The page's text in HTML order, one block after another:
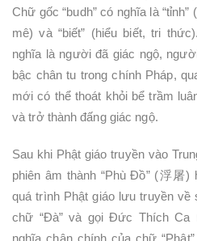
Chữ gốc “budh” có nghĩa là
mê) và “biết” (hiểu biết, tri
nghĩa là người đã giác ngộ,
bậc chân tu trong chính Pháp,
mới có thể thoát khỏi bể trầm
và trở thành đấng giác ngộ.
Sau khi Phật giáo truyền vào
phiên âm thành “Phù Đồ” (浮屠)
quá trình Phật giáo lưu truyền
chữ “Đà” và gọi Đức Thích Ca